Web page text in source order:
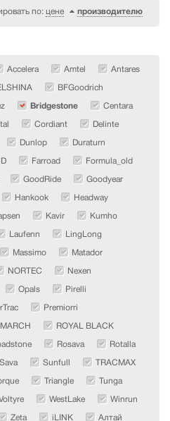
по: цене производителю
Accelera Amtel Antares
BFGoodrich
Bridgestone Centara
Cordiant Delinte
Dunlop Duraturn
Farroad Formula_old
GoodRide Goodyear
Hankook Headway
Kavir Kumho
Laufenn LingLong
Massimo Matador
NORTEC Nexen
Opals Pirelli
Premiorri
ROYAL BLACK
Rosava Rotalla
Sava Sunfull TRACMAX
Triangle Tunga
WestLake Winrun
Zeta iLINK Алтай